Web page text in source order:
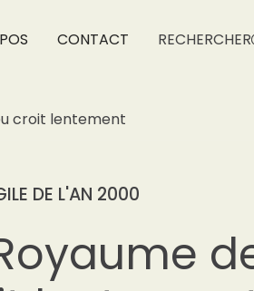
CONTACT RECHERCHER
croit lentement
DE L'AN 2000